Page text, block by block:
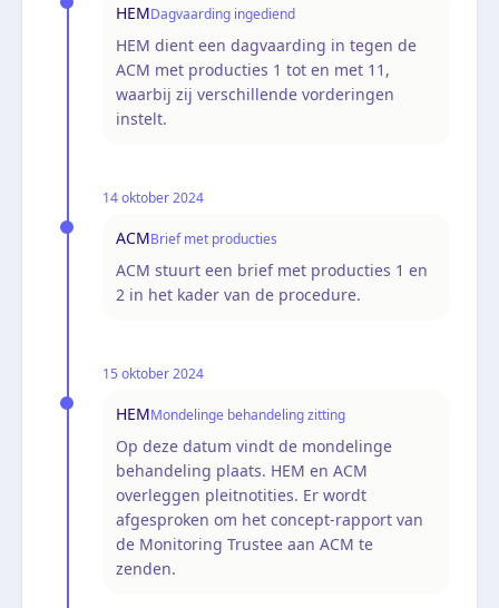
HEMDagvaarding ingediend
HEM dient een dagvaarding in tegen de
ACM met producties 1 tot en met 11,
waarbij zij verschillende vorderingen
instelt.
14 oktober 2024
ACMBrief met producties
ACM stuurt een brief met producties 1 en
2 in het kader van de procedure.
15 oktober 2024
HEMMondelinge behandeling zitting
Op deze datum vindt de mondelinge
behandeling plaats. HEM en ACM
overleggen pleitnotities. Er wordt
afgesproken om het concept-rapport van
de Monitoring Trustee aan ACM te
zenden.